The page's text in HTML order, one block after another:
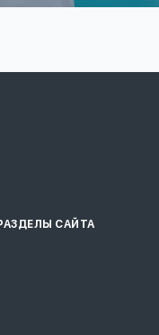
САЙТА